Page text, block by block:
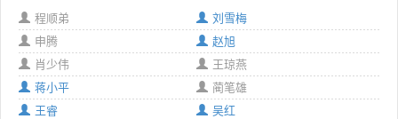
程顺弟
刘雪梅
申腾
赵旭
肖少伟
王琼燕
蒋小平
蔺笔雄
王睿
吴红